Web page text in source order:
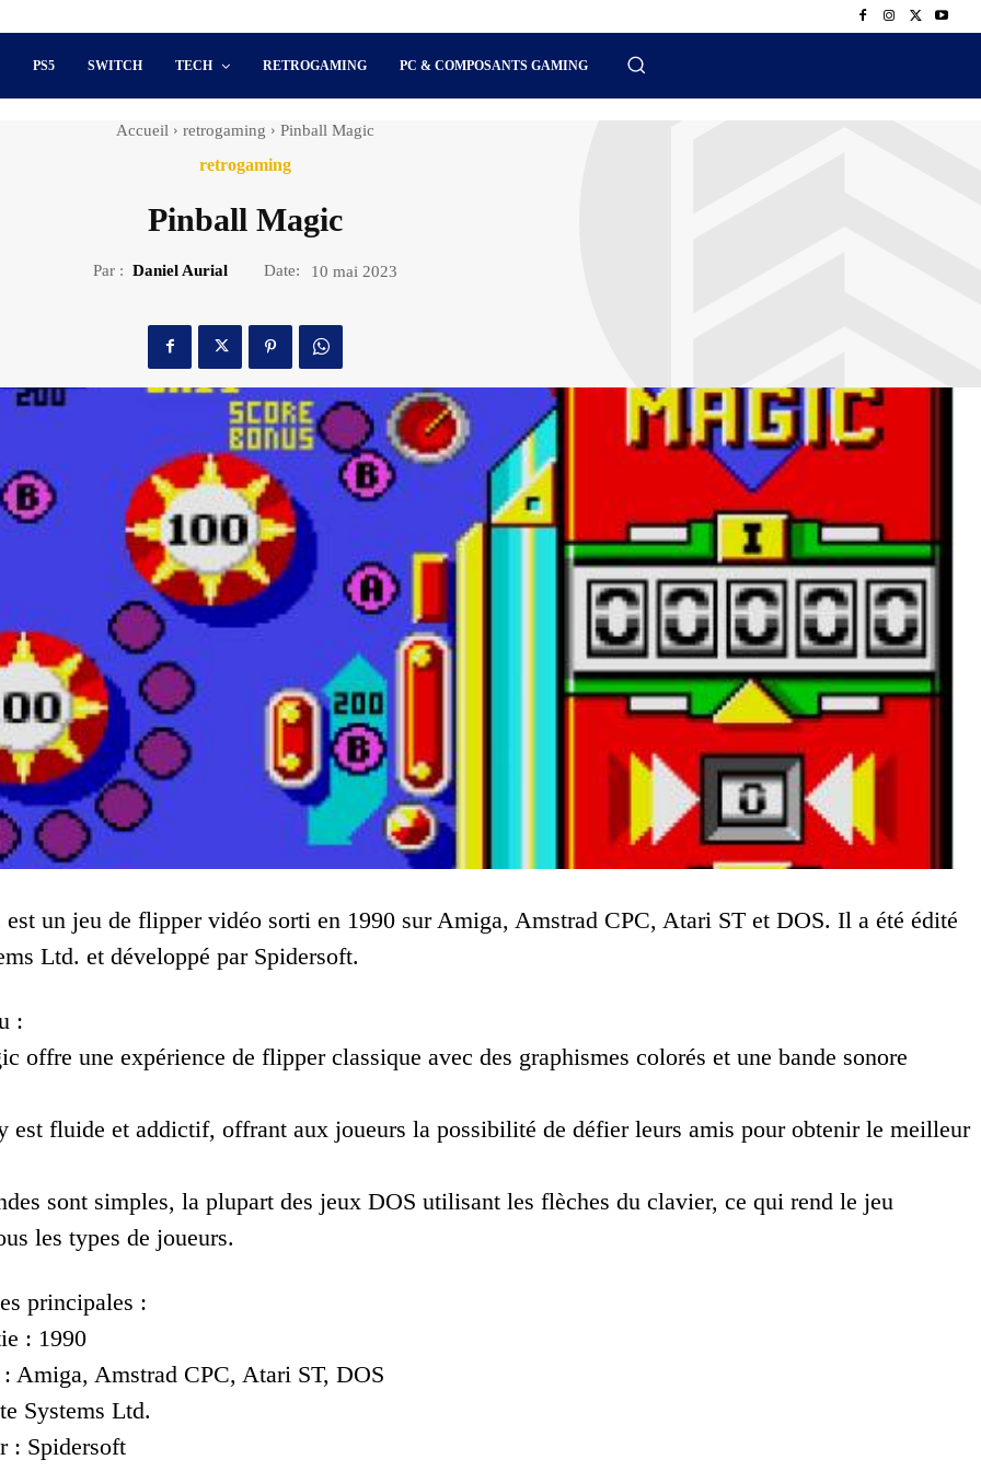
PS5 SWITCH TECH RETROGAMING PC & COMPOSANTS GAMING
Accueil retrogaming Pinball Magic
retrogaming
Pinball Magic
Par : Daniel Aurial Date: 10 mai 2023
un jeu de flipper vidéo sorti en 1990 sur Amiga, Amstrad CPC, Atari ST et DOS. Il a été édité
Ltd. et développé par Spidersoft.
:
offre une expérience de flipper classique avec des graphismes colorés et une bande sonore
est fluide et addictif, offrant aux joueurs la possibilité de défier leurs amis pour obtenir le meilleur
sont simples, la plupart des jeux DOS utilisant les flèches du clavier, ce qui rend le jeu
les types de joueurs.
principales :
: 1990
Amiga, Amstrad CPC, Atari ST, DOS
Systems Ltd.
: Spidersoft